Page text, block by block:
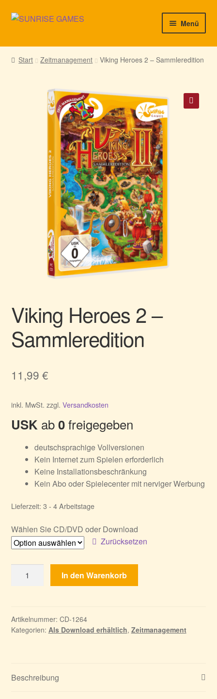
Zur
Zum
Menü
► Startseite
► Support/Hilfe
► Mein Konto
Start Zeitmanagement Viking Heroes 2 – Sammleredition
Viking Heroes 2 –
Sammleredition
11,99 €
inkl. MwSt. zzgl. Versandkosten
USK ab0freigegeben
deutschsprachige Vollversionen
Kein Internet zum Spielen erforderlich
Keine Installationsbeschränkung
Kein Abo oder Spielecenter mit nerviger Werbung
Lieferzeit: 3 - 4 Arbeitstage
Wählen Sie CD/DVD oder Download
Zurücksetzen
Heroes
Sammleredition
Menge
In den Warenkorb
Artikelnummer: CD-1264
Kategorien: Als Download erhältlich, Zeitmanagement
Beschreibung